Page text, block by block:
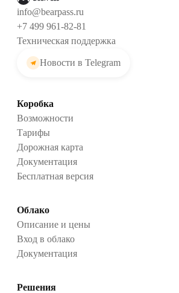
info@bearpass.ru
+7 499 961-82-81
Техническая поддержка
Новости в Telegram
Коробка
Возможности
Тарифы
Дорожная карта
Документация
Бесплатная версия
Облако
Описание и цены
Вход в облако
Документация
Решения